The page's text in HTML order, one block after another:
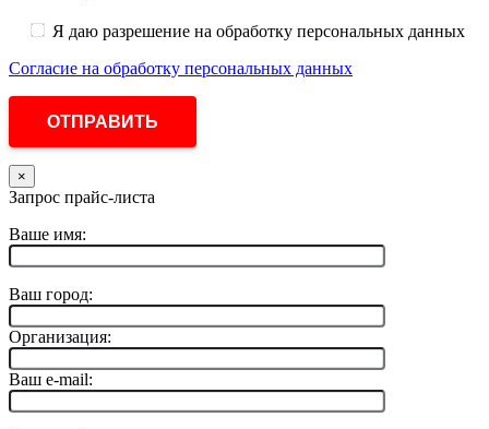
Я даю разрешение на обработку персональных данных
Согласие на обработку персональных данных
×
Запрос прайс-листа
Ваше имя:
Ваш город:
Организация:
Ваш e-mail: